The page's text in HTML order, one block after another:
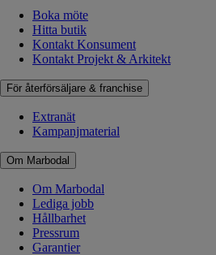
Boka möte
Hitta butik
Kontakt Konsument
Kontakt Projekt & Arkitekt
För återförsäljare & franchise
Extranät
Kampanjmaterial
Om Marbodal
Om Marbodal
Lediga jobb
Hållbarhet
Pressrum
Garantier